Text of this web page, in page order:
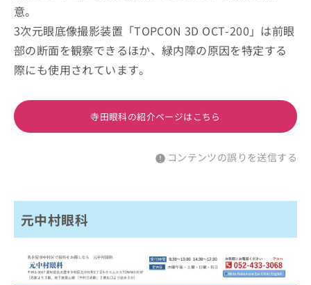
意。
3次元眼底像撮影装置「TOPCON 3D OCT-200」は前眼
部の断面を観察できるほか、緑内障の原因を特定する
際にも使用されています。
寺田眼科の紹介ページはこちら
コンテンツの誤りを送信する
元中村眼科